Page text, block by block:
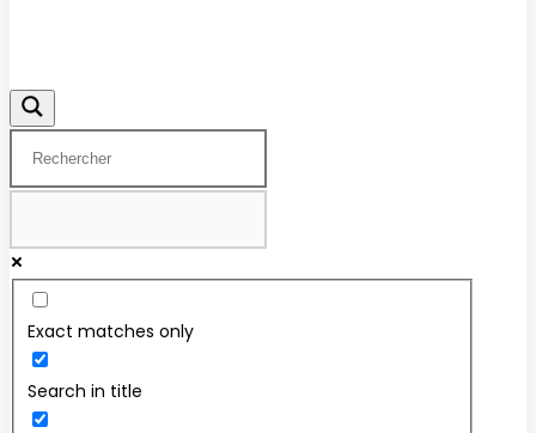
Exact matches only
Search in title